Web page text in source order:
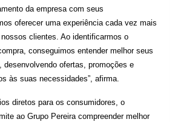
da empresa com seus
oferecer uma experiência cada vez mais
clientes. Ao identificarmos o
conseguimos entender melhor seus
desenvolvendo ofertas, promoções e
às suas necessidades”, afirma.
diretos para os consumidores, o
ao Grupo Pereira compreender melhor